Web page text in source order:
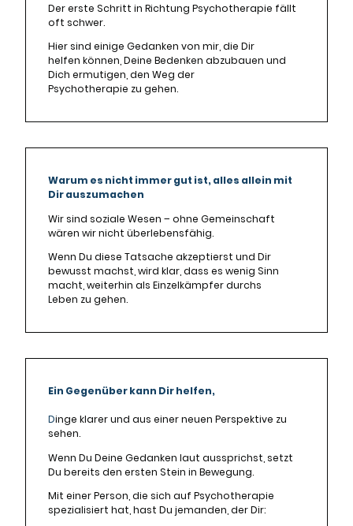
Der erste Schritt in Richtung Psychotherapie fällt
oft schwer.
Hier sind einige Gedanken von mir, die Dir
helfen können, Deine Bedenken abzubauen und
Dich ermutigen, den Weg der
Psychotherapie zu gehen.
Warum es nicht immer gut ist, alles allein mit
Dir auszumachen
Wir sind soziale Wesen – ohne Gemeinschaft
wären wir nicht überlebensfähig.
Wenn Du diese Tatsache akzeptierst und Dir
bewusst machst, wird klar, dass es wenig Sinn
macht, weiterhin als Einzelkämpfer durchs
Leben zu gehen.
Ein Gegenüber kann Dir helfen,
Dinge klarer und aus einer neuen Perspektive zu
sehen.
Wenn Du Deine Gedanken laut aussprichst, setzt
Du bereits den ersten Stein in Bewegung.
Mit einer Person, die sich auf Psychotherapie
spezialisiert hat, hast Du jemanden, der Dir: